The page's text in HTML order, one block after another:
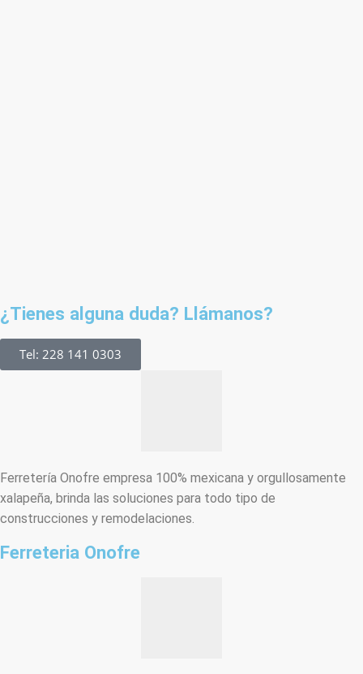
¿Tienes alguna duda? Llámanos?
Tel: 228 141 0303
Ferretería Onofre empresa 100% mexicana y orgullosamente
xalapeña, brinda las soluciones para todo tipo de
construcciones y remodelaciones.
Ferreteria Onofre